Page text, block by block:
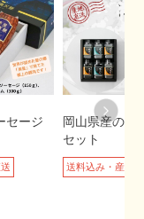
セージ
岡山県産のり
セット
送料込み・産地